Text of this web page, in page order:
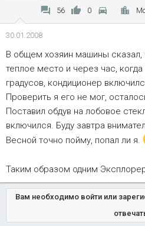
56 0
30.01.2008
В общем хозяин машины сказал,
теплое место и через час,
градусов, кондиционер
Проверить я его не мог,
Поставил обдув на лобовое
включился. Буду завтра
Весной точно пойму, попал ли я.
Таким образом одним
Вам необходимо войти или